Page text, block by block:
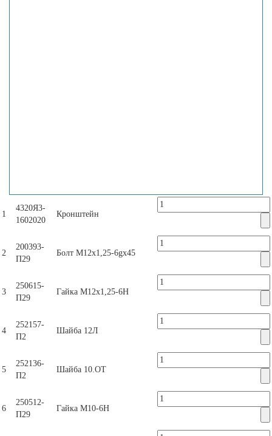
1
4320Я3-
1602020
Кронштейн
2
200393-
П29
Болт M12x1,25-6gx45
3
250615-
П29
Гайка М12х1,25-6H
4
252157-
П2
Шайба 12Л
5
252136-
П2
Шайба 10.OT
6
250512-
П29
Гайка М10-6Н